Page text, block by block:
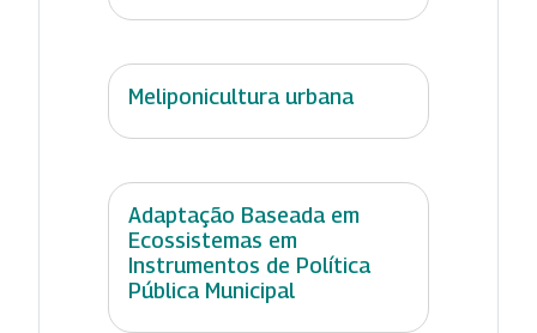
Meliponicultura urbana
Adaptação Baseada em
Ecossistemas em
Instrumentos de Política
Pública Municipal